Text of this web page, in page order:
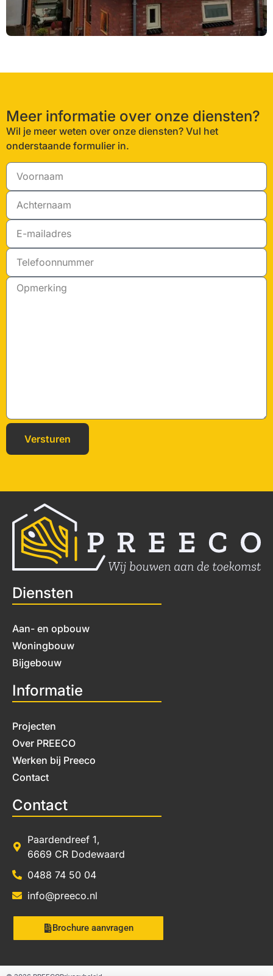
Meer informatie over onze diensten?
Wil je meer weten over onze diensten? Vul het
onderstaande formulier in.
Diensten
Aan- en opbouw
Woningbouw
Bijgebouw
Informatie
Projecten
Over PREECO
Werken bij Preeco
Contact
Contact
Paardendreef 1,
6669 CR Dodewaard
0488 74 50 04
info@preeco.nl
Brochure aanvragen